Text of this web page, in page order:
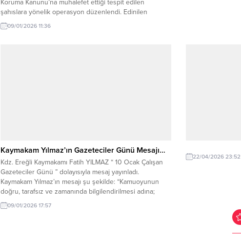
Koruma Kanunu’na muhalefet ettiği tespit edilen
şahıslara yönelik operasyon düzenlendi. Edinilen
bilgilere göre; adli makamlardan alınan arama kararına
istinaden 8 Ocak 2026 tarihinde (3) şahsın ev ve
09/01/2026 11:36
Kaymakam Yılmaz’ın Gazeteciler Günü Mesajı…
Kdz. Ereğli Kaymakamı Fatih YILMAZ “ 10 Ocak Çalışan
Gazeteciler Günü ” dolayısıyla mesaj yayınladı.
Kaymakam Yılmaz’ın mesajı şu şekilde: “Kamuoyunun
doğru, tarafsız ve zamanında bilgilendirilmesi adına;
meslek ahlakı, basın ilkeleri ve kamu yararı
doğrultusunda büyük bir sorumluluk bilinciyle görev
09/01/2026 17:57
22/04/2026 23:52